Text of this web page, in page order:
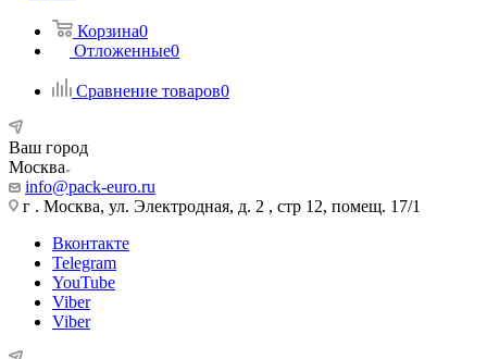
Корзина0
Отложенные0
Сравнение товаров0
Ваш город
Москва
info@pack-euro.ru
г . Москва, ул. Электродная, д. 2 , стр 12, помещ. 17/1
Вконтакте
Telegram
YouTube
Viber
Viber